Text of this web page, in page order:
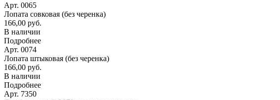
Арт. 0065
Лопата совковая (без черенка)
166,00 руб.
В наличии
Подробнее
Арт. 0074
Лопата штыковая (без черенка)
166,00 руб.
В наличии
Подробнее
Арт. 7350